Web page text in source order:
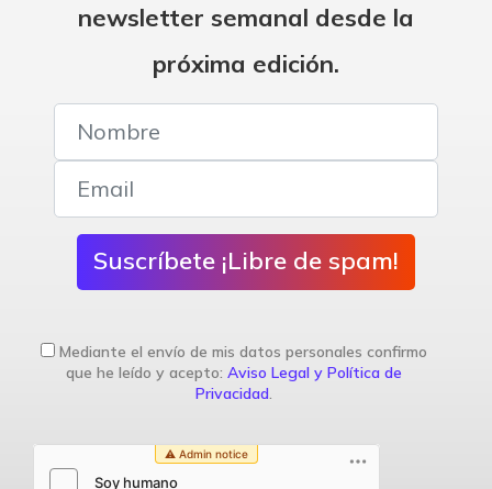
newsletter semanal desde la
próxima edición.
Suscríbete ¡Libre de spam!
Mediante el envío de mis datos personales confirmo
que he leído y acepto: Aviso Legal y Política de
Privacidad.